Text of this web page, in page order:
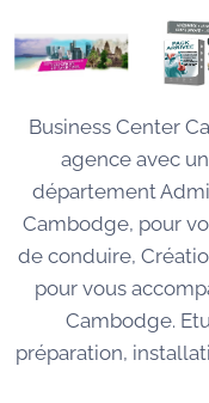
Business Center
agence avec
département
Cambodge, pour
de conduire,
pour vous
Cambodge.
préparation,